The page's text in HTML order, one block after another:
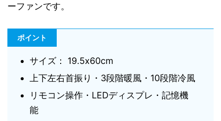
ーファンです。
ポイント
サイズ： 19.5x60cm
上下左右首振り・3段階暖風・10段階冷風
リモコン操作・LEDディスプレ・記憶機
能